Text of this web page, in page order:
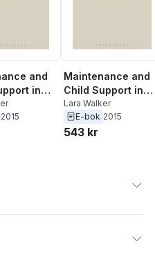
and
in
Law
2015
Maintenance and
Child Support in
Private
International Law
Lara Walker
E-bok 2015
543 kr